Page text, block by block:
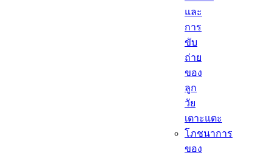
และ
การ
ขับ
ถ่าย
ของ
ลูก
วัย
เตาะแตะ
โภชนาการ
ของ